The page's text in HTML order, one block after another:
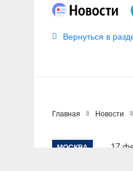
Вернуться в
Главная Новости
МОСКВА 17